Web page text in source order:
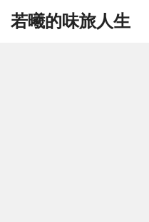
若曦的味旅人生